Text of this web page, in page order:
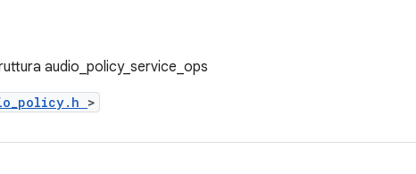
audio_policy_service_ops
>